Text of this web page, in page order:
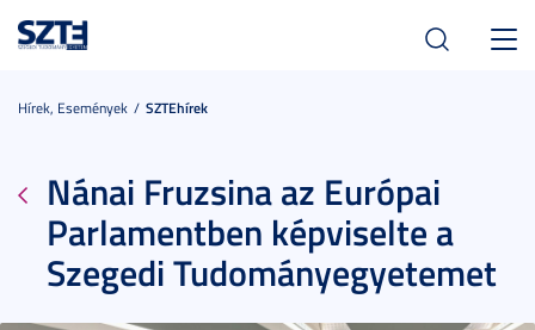
Hírek, Események SZTEhírek
Nánai Fruzsina az Európai
Parlamentben képviselte a
Szegedi Tudományegyetemet